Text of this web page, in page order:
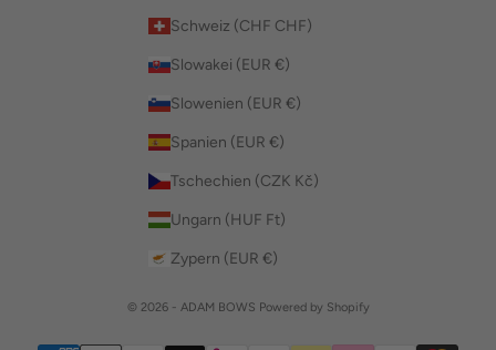
Schweiz (CHF CHF)
Slowakei (EUR €)
Slowenien (EUR €)
Spanien (EUR €)
Tschechien (CZK Kč)
Ungarn (HUF Ft)
Zypern (EUR €)
© 2026 - ADAM BOWS Powered by Shopify